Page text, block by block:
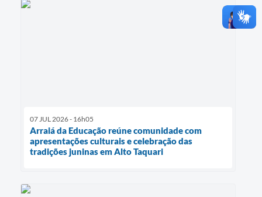
07 JUL 2026 - 16h05
Arraiá da Educação reúne comunidade com
apresentações culturais e celebração das
tradições juninas em Alto Taquari